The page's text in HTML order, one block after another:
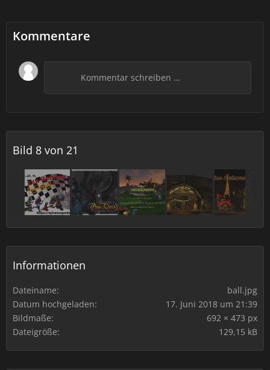
Kommentare
Kommentar schreiben …
Bild 8 von 21
Informationen
Dateiname
ball.jpg
Datum hochgeladen
17. Juni 2018 um 21:39
Bildmaße
692 × 473 px
Dateigröße
129,15 kB